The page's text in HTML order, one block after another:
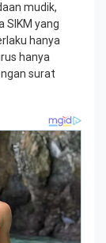
mudik,
SIKM yang
hanya
hanya
surat